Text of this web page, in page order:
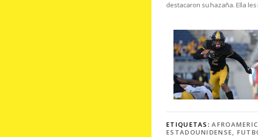
destacaron su hazaña. Ella
ETIQUETAS:
ESTADOUNIDENSE,